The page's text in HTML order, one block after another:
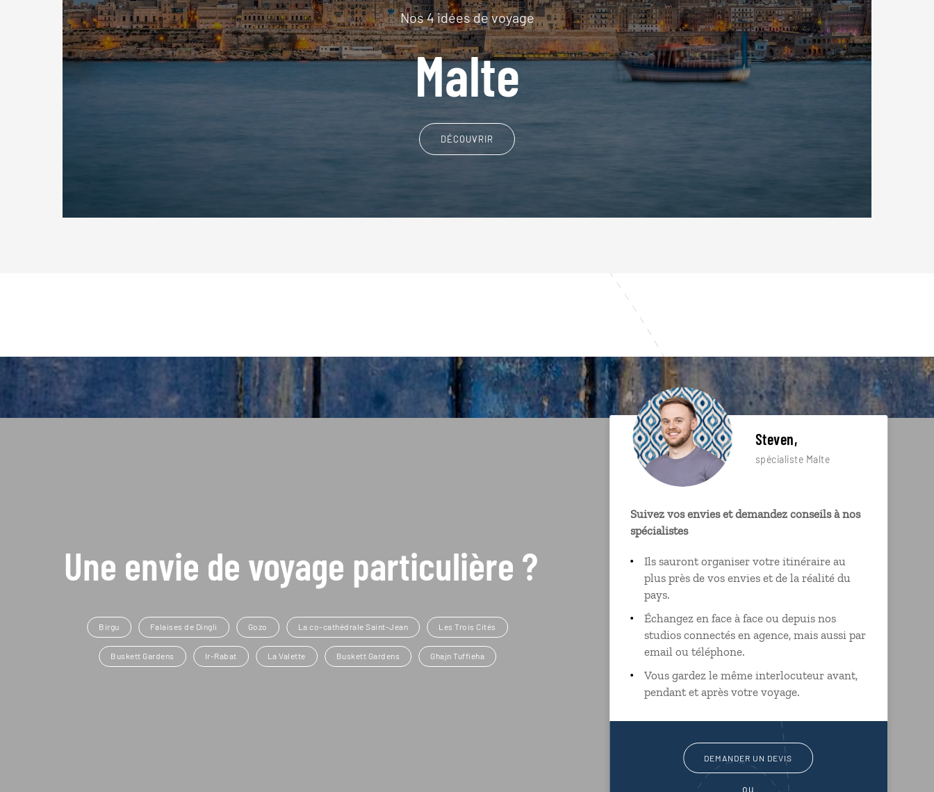
Nos 4 idées de voyage
Malte
DÉCOUVRIR
Une envie de voyage particulière ?
Birgu Falaises de Dingli Gozo La co-cathédrale Saint-Jean Les Trois Cités
Buskett Gardens Ir-Rabat La Valette Buskett Gardens Ghajn Tuffieha
Steven,
spécialiste Malte
Suivez vos envies et demandez conseils à nos
spécialistes
Ils sauront organiser votre itinéraire au
plus près de vos envies et de la réalité du
pays.
Échangez en face à face ou depuis nos
studios connectés en agence, mais aussi par
email ou téléphone.
Vous gardez le même interlocuteur avant,
pendant et après votre voyage.
DEMANDER UN DEVIS
ou